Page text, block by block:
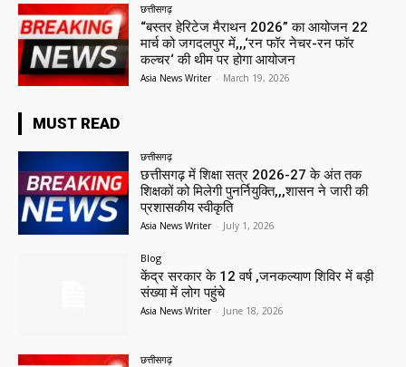
छत्तीसगढ़
“बस्तर हेरिटेज मैराथन 2026” का आयोजन 22
मार्च को जगदलपुर में,,,‘रन फॉर नेचर-रन फॉर
कल्चर‘ की थीम पर होगा आयोजन
Asia News Writer - March 19, 2026
MUST READ
छत्तीसगढ़
छत्तीसगढ़ में शिक्षा सत्र 2026-27 के अंत तक
शिक्षकों को मिलेगी पुनर्नियुक्ति,,,शासन ने जारी की
प्रशासकीय स्वीकृति
Asia News Writer - July 1, 2026
Blog
केंद्र सरकार के 12 वर्ष ,जनकल्याण शिविर में बड़ी
संख्या में लोग पहुंचे
Asia News Writer - June 18, 2026
छत्तीसगढ़